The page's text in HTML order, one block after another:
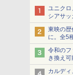
ユニクロ
シアサ
ショー
東映の歴
に。全5
令和のフ
き換え
ム」
カルデ